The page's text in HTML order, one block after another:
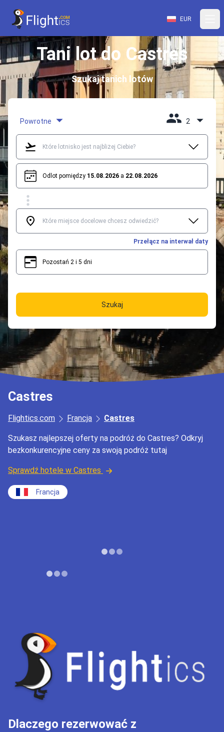
EUR
Tani lot do Castres
Szukaj tanich lotów
Powrotne 2
Odlot pomiędzy 15.08.2026 a 22.08.2026
Przełącz na interwał daty
Pozostań 2 i 5 dni
Szukaj
Castres
Flightics.com Francja Castres
Szukasz najlepszej oferty na podróż do Castres? Odkryj
bezkonkurencyjne ceny za swoją podróż tutaj
Sprawdź hotele w Castres
Francja
Dlaczego rezerwować z